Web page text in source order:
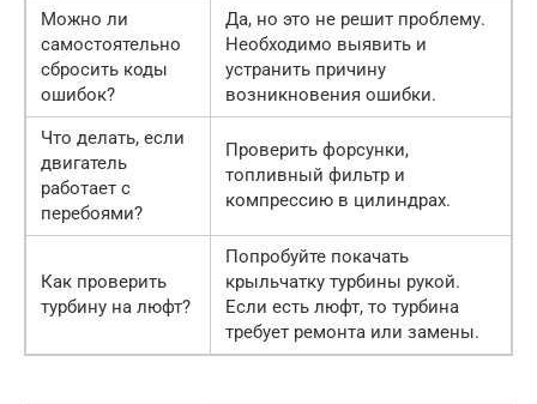
Можно ли
самостоятельно
сбросить коды
ошибок?
Да, но это не решит проблему.
Необходимо выявить и
устранить причину
возникновения ошибки.
Что делать, если
двигатель
работает с
перебоями?
Проверить форсунки,
топливный фильтр и
компрессию в цилиндрах.
Как проверить
турбину на люфт?
Попробуйте покачать
крыльчатку турбины рукой.
Если есть люфт, то турбина
требует ремонта или замены.